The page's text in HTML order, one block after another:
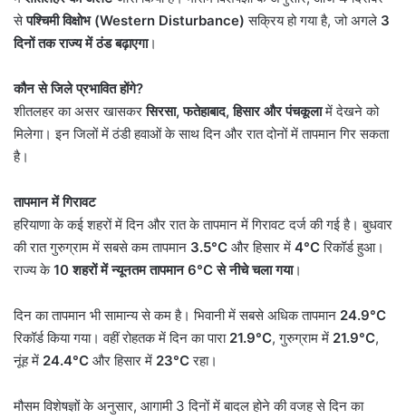
सेपश्चिमी विक्षोभ (Western Disturbance) सक्रिय हो गया है, जो अगले 3
दिनों तक राज्य में ठंड बढ़ाएगा।
कौन से जिले प्रभावित होंगे?
शीतलहर का असर खासकरसिरसा,फतेहाबाद,हिसार और पंचकूलामें देखने को
मिलेगा। इन जिलों में ठंडी हवाओं के साथ दिन और रात दोनों में तापमान गिर सकता
है।
तापमान में गिरावट
हरियाणा के कई शहरों में दिन और रात के तापमान में गिरावट दर्ज की गई है। बुधवार
की रात गुरुग्राम में सबसे कम तापमान 3.5°C और हिसार में 4°Cरिकॉर्ड हुआ।
राज्य के10शहरों में न्यूनतम तापमान6°Cसे नीचे चला गया।
दिन का तापमान भी सामान्य से कम है। भिवानी में सबसे अधिक तापमान 24.9°C
रिकॉर्ड किया गया। वहीं रोहतक में दिन का पारा 21.9°C, गुरुग्राम में 21.9°C,
नूंह में 24.4°C और हिसार में 23°Cरहा।
मौसम विशेषज्ञों के अनुसार, आगामी 3 दिनों में बादल होने की वजह से दिन का